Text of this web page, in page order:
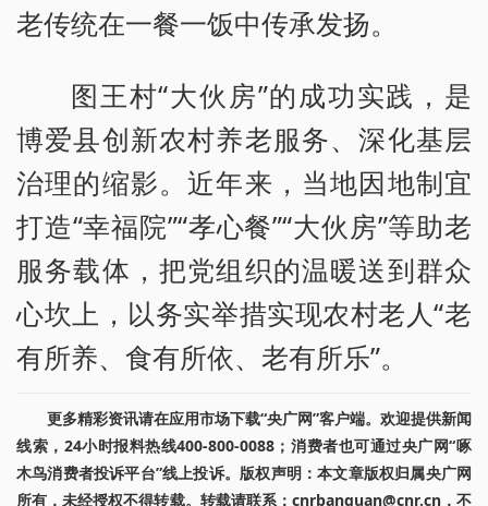
老传统在一餐一饭中传承发扬。
图王村“大伙房”的成功实践，是
博爱县创新农村养老服务、深化基层
治理的缩影。近年来，当地因地制宜
打造“幸福院”“孝心餐”“大伙房”等助老
服务载体，把党组织的温暖送到群众
心坎上，以务实举措实现农村老人“老
有所养、食有所依、老有所乐”。
更多精彩资讯请在应用市场下载“央广网”客户端。欢迎提供新闻
线索，24小时报料热线400-800-0088；消费者也可通过央广网“啄
木鸟消费者投诉平台”线上投诉。版权声明：本文章版权归属央广网
所有，未经授权不得转载。转载请联系：cnrbanquan@cnr.cn，不